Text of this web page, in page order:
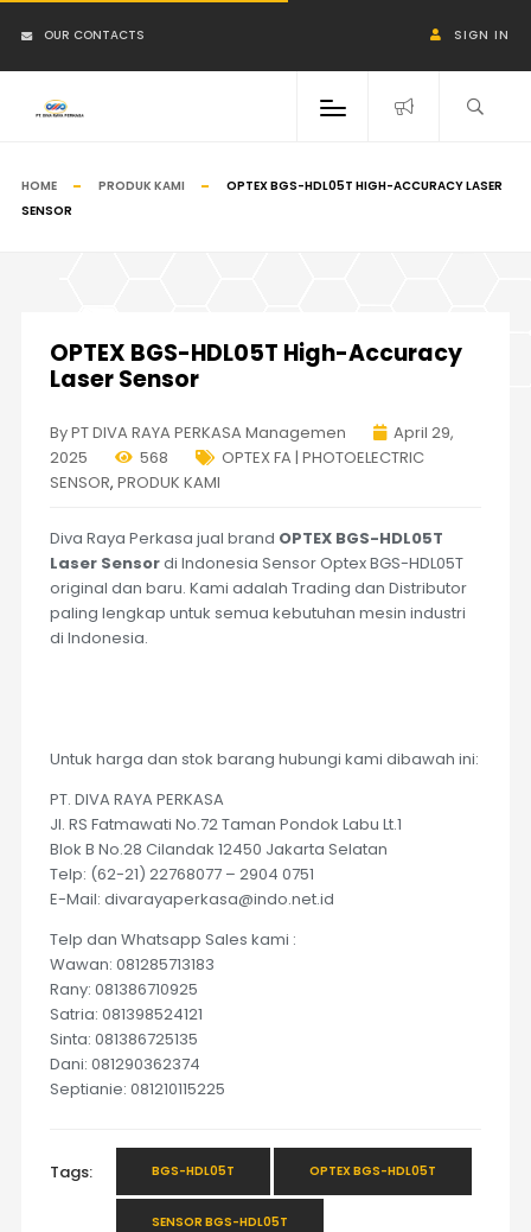
OUR CONTACTS SIGN IN
HOME PRODUK KAMI
OPTEX BGS-HDL05T HIGH-ACCURACY LASER
SENSOR
OPTEX BGS-HDL05T High-Accuracy
Laser Sensor
By PT DIVA RAYA PERKASA Managemen
April 29,
2025
568
OPTEX FA | PHOTOELECTRIC
SENSOR, PRODUK KAMI
Diva Raya Perkasa jual brand OPTEX BGS-HDL05T
Laser Sensordi Indonesia Sensor Optex BGS-HDL05T
original dan baru. Kami adalah Trading dan Distributor
paling lengkap untuk semua kebutuhan mesin industri
di Indonesia.
Untuk harga dan stok barang hubungi kami dibawah ini:
PT. DIVA RAYA PERKASA
Jl. RS Fatmawati No.72 Taman Pondok Labu Lt.1
Blok B No.28 Cilandak 12450 Jakarta Selatan
Telp: (62-21) 22768077 – 2904 0751
E-Mail: divarayaperkasa@indo.net.id
Telp dan Whatsapp Sales kami :
Wawan: 081285713183
Rany: 081386710925
Satria: 081398524121
Sinta: 081386725135
Dani: 081290362374
Septianie: 081210115225
Tags: BGS-HDL05T OPTEX BGS-HDL05T
SENSOR BGS-HDL05T